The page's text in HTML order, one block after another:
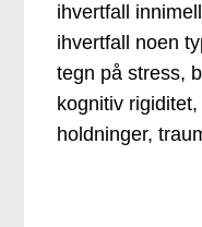
ihvertfall
ihvertfall noen
tegn på stress,
kognitiv
holdninger,